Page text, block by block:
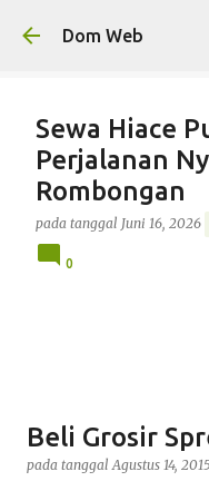
Dom Web
Sewa Hiace
Perjalanan
Rombongan
pada tanggal Juni 16, 2026
0
Beli Grosir
pada tanggalAgustus 14,